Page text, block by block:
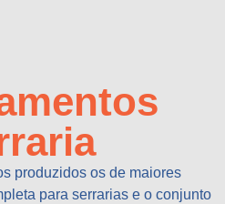
produzidos os de maiores
para serrarias e o conjunto